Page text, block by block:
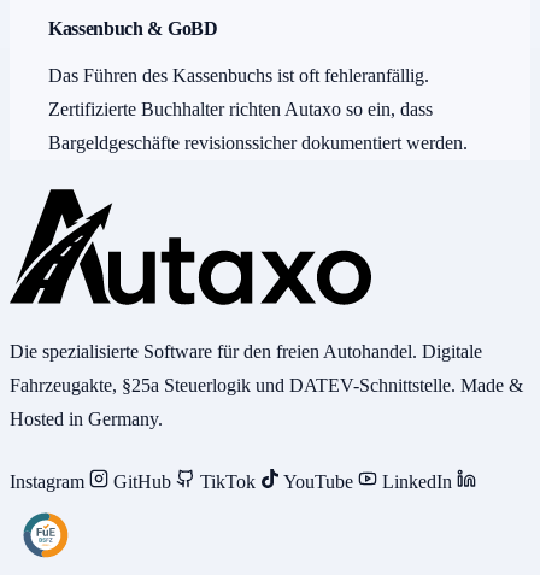
Kassenbuch & GoBD
Das Führen des Kassenbuchs ist oft fehleranfällig.
Zertifizierte Buchhalter richten Autaxo so ein, dass
Bargeldgeschäfte revisionssicher dokumentiert werden.
Die spezialisierte Software für den freien Autohandel. Digitale
Fahrzeugakte, §25a Steuerlogik und DATEV-Schnittstelle. Made &
Hosted in Germany.
Instagram GitHub TikTok YouTube LinkedIn